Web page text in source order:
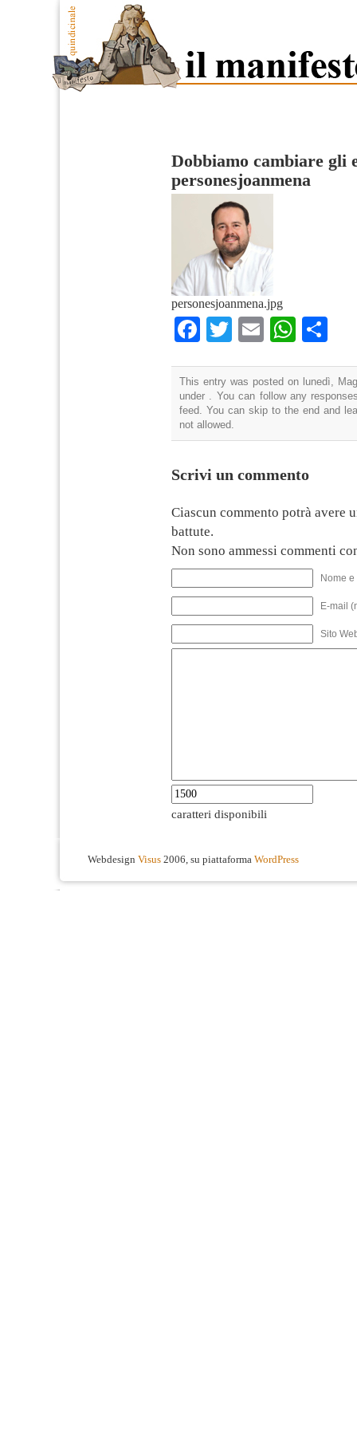
Dobbiamo cambiare
personesjoanmena
personesjoanmena.jpg
Facebook
TwitterEmail
This entry was posted on lunedì,
under . You can follow any
feed. You can skip to the end and
not allowed.
Scrivi un commento
Ciascun commento potrà avere
battute.
Non sono ammessi commenti
Nome
E-mail
Sito
caratteri disponibili
Webdesign Visus 2006, su piattaforma WordPress